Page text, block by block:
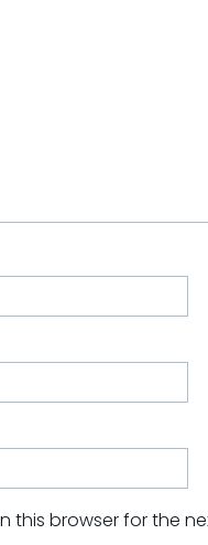
this browser for the